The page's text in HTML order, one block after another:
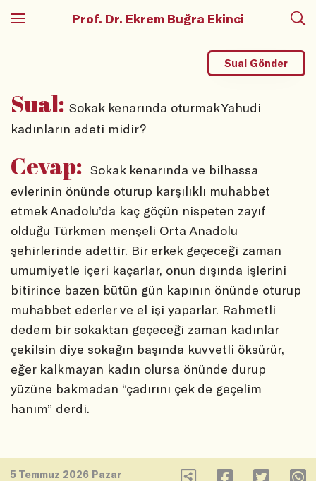
Prof. Dr. Ekrem Buğra Ekinci
Sual: Sokak kenarında oturmak Yahudi
kadınların adeti midir?
Sual Gönder
Cevap: Sokak kenarında ve bilhassa
evlerinin önünde oturup karşılıklı muhabbet
etmek Anadolu’da kaç göçün nispeten zayıf
olduğu Türkmen menşeli Orta Anadolu
şehirlerinde adettir. Bir erkek geçeceği zaman
umumiyetle içeri kaçarlar, onun dışında işlerini
bitirince bazen bütün gün kapının önünde oturup
muhabbet ederler ve el işi yaparlar. Rahmetli
dedem bir sokaktan geçeceği zaman kadınlar
çekilsin diye sokağın başında kuvvetli öksürür,
eğer kalkmayan kadın olursa önünde durup
yüzüne bakmadan “çadırını çek de geçelim
hanım” derdi.
5 Temmuz 2026 Pazar